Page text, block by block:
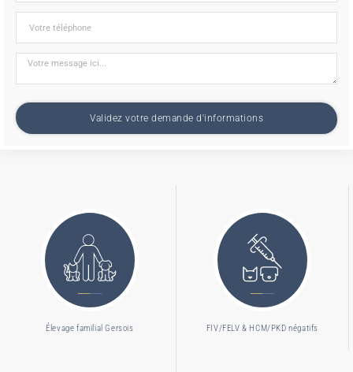
Validez votre demande d'informations
Élevage familial Gersois FIV/FELV & HCM/PKD négatifs